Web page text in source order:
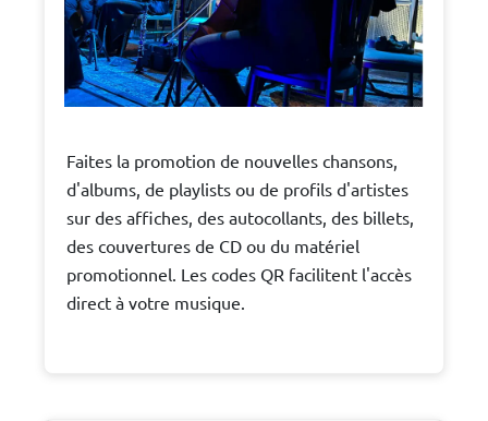
Faites la promotion de nouvelles chansons,
d'albums, de playlists ou de profils d'artistes
sur des affiches, des autocollants, des billets,
des couvertures de CD ou du matériel
promotionnel. Les codes QR facilitent l'accès
direct à votre musique.